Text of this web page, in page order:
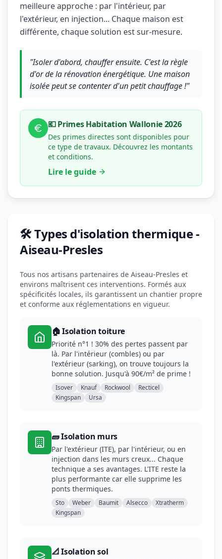
meilleure approche : par l'intérieur, par
l'extérieur, en injection... Chaque maison est
différente, chaque solution est sur-mesure.
"Isoler d'abord, chauffer ensuite. C'est la règle
d'or de la rénovation énergétique. Une maison
isolée peut se contenter d'un petit chauffage !"
💶 Primes Habitation Wallonie 2026
Des primes directes sont disponibles pour
ce type de travaux. Découvrez les montants
et conditions.
Lire le guide
🛠️ Types d'isolation thermique -
Aiseau-Presles
Tous nos artisans partenaires de Aiseau-Presles et
environs maîtrisent ces interventions. Formés aux
spécificités locales, ils garantissent un chantier propre
et conforme aux réglementations en vigueur.
🏠 Isolation toiture
Priorité n°1 ! 30% des pertes passent par
là. Par l'intérieur (combles) ou par
l'extérieur (sarking), on trouve toujours la
bonne solution. Jusqu'à 90€/m² de prime !
Isover Knauf Rockwool
Recticel
Kingspan
Ursa
🧱 Isolation murs
Par l'extérieur (ITE), par l'intérieur, ou en
injection dans les murs creux... Chaque
technique a ses avantages. L'ITE reste la
plus performante car elle supprime les
ponts thermiques.
Sto Weber Baumit Alsecco
Xtratherm
Kingspan
📐 Isolation sol